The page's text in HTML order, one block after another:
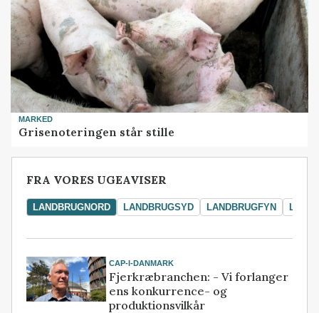
MARKED
Grisenoteringen står stille
FRA VORES UGEAVISER
LANDBRUGNORD LANDBRUGSYD LANDBRUGFYN
CAP-I-DANMARK
Fjerkræbranchen: - Vi forlanger
ens konkurrence- og
produktionsvilkår